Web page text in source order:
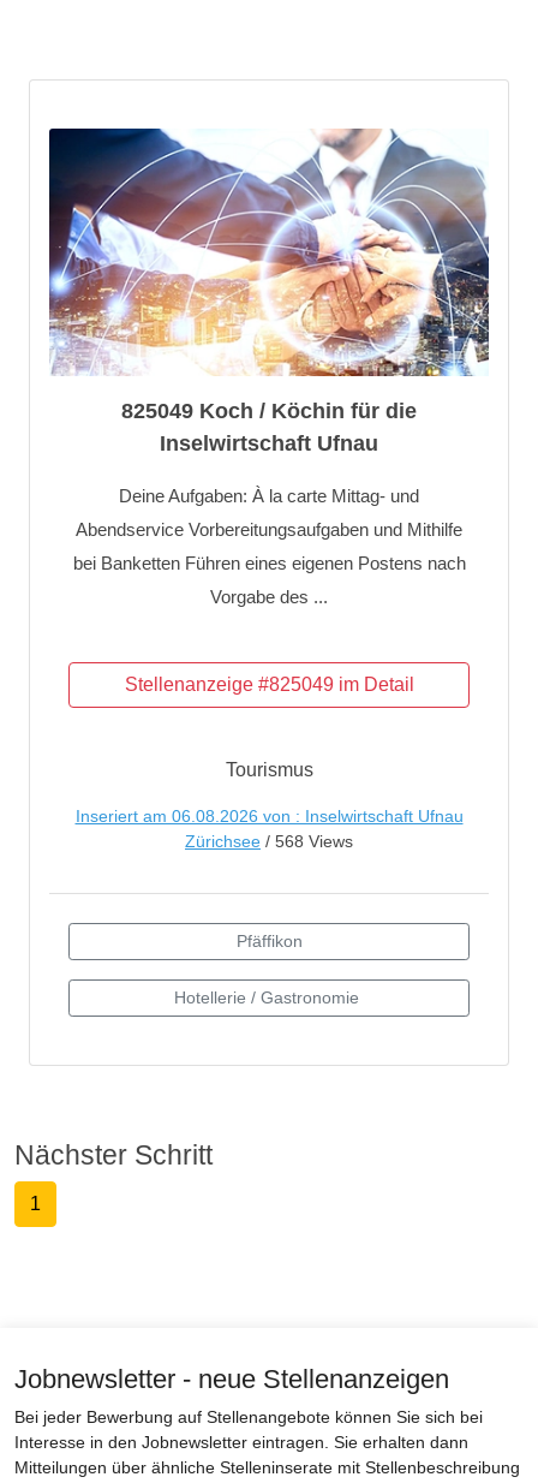
825049 Koch / Köchin für die
Inselwirtschaft Ufnau
Deine Aufgaben: À la carte Mittag- und
Abendservice Vorbereitungsaufgaben und Mithilfe
bei Banketten Führen eines eigenen Postens nach
Vorgabe des ...
Tourismus
Inseriert am 06.08.2026 von : Inselwirtschaft Ufnau
Zürichsee / 568 Views
Nächster Schritt
1
Jobnewsletter - neue Stellenanzeigen
Bei jeder Bewerbung auf Stellenangebote können Sie sich bei
Interesse in den Jobnewsletter eintragen. Sie erhalten dann
Mitteilungen über ähnliche Stelleninserate mit Stellenbeschreibung